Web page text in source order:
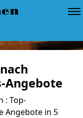
Angebote
: Top-
Angebote in 5